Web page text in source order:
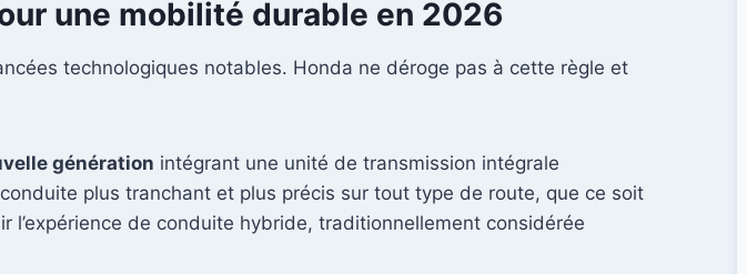
une mobilité durable en 2026
technologiques notables. Honda ne déroge pas à cette règle et
génération intégrant une unité de transmission intégrale
plus tranchant et plus précis sur tout type de route, que ce soit
de conduite hybride, traditionnellement considérée